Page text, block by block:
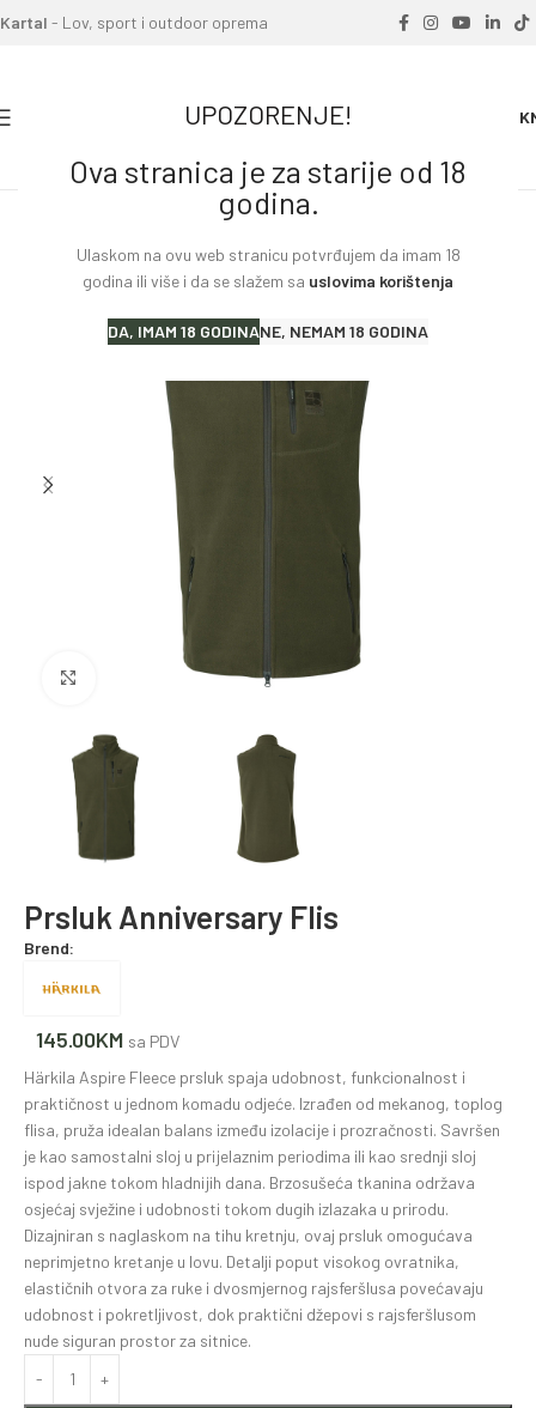
UPOZORENJE!
Ova stranica je za starije od 18
godina.
Ulaskom na ovu web stranicu potvrđujem da imam 18
godina ili više i da se slažem sa uslovima korištenja
DA, IMAM 18 GODINANE, NEMAM 18 GODINA
Kartal - Lov, sport i outdoor oprema
»Proizvodi »Prsluk Anniversary Flis
Povećajte fotografiju
Prsluk Anniversary Flis
Brend:
145.00KM sa PDV
Härkila Aspire Fleece prsluk spaja udobnost, funkcionalnost i
praktičnost u jednom komadu odjeće. Izrađen od mekanog, toplog
flisa, pruža idealan balans između izolacije i prozračnosti. Savršen
je kao samostalni sloj u prijelaznim periodima ili kao srednji sloj
ispod jakne tokom hladnijih dana. Brzosušeća tkanina održava
osjećaj svježine i udobnosti tokom dugih izlazaka u prirodu.
Dizajniran s naglaskom na tihu kretnju, ovaj prsluk omogućava
neprimjetno kretanje u lovu. Detalji poput visokog ovratnika,
elastičnih otvora za ruke i dvosmjernog rajsferšlusa povećavaju
udobnost i pokretljivost, dok praktični džepovi s rajsferšlusom
nude siguran prostor za sitnice.